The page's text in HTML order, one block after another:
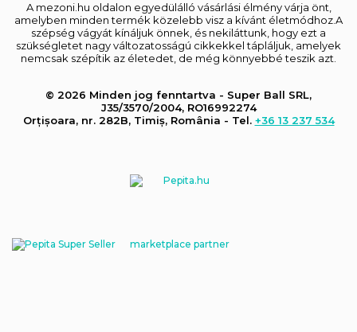
A mezoni.hu oldalon egyedülálló vásárlási élmény várja önt,
amelyben minden termék közelebb visz a kívánt életmódhoz.A
szépség vágyát kínáljuk önnek, és nekiláttunk, hogy ezt a
szükségletet nagy változatosságú cikkekkel tápláljuk, amelyek
nemcsak szépítik az életedet, de még könnyebbé teszik azt.
© 2026 Minden jog fenntartva - Super Ball SRL,
J35/3570/2004, RO16992274
Orțișoara, nr. 282B, Timiș, România - Tel. +36 13 237 534
marketplace partner